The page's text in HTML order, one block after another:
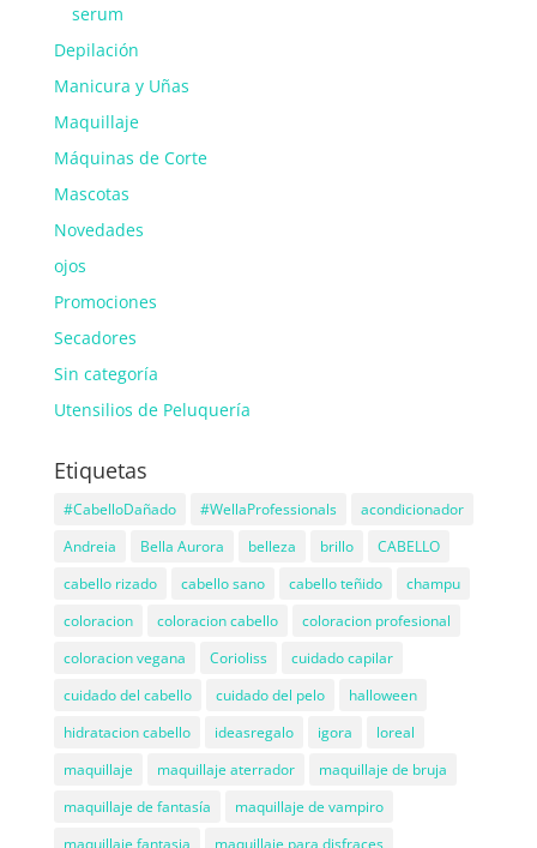
serum
Depilación
Manicura y Uñas
Maquillaje
Máquinas de Corte
Mascotas
Novedades
ojos
Promociones
Secadores
Sin categoría
Utensilios de Peluquería
Etiquetas
#CabelloDañado #WellaProfessionals
acondicionador
Andreia
Bella Aurora belleza brillo
CABELLO
cabello rizado
cabello sano cabello teñido
champu
coloracion
coloracion cabello
coloracion profesional
coloracion vegana
Corioliss
cuidado capilar
cuidado del cabello
cuidado del pelo
halloween
hidratacion cabello
ideasregalo igora
loreal
maquillaje
maquillaje aterrador
maquillaje de bruja
maquillaje de fantasía
maquillaje de vampiro